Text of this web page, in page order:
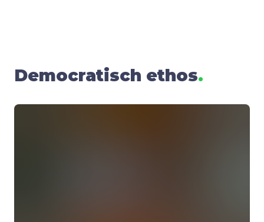
Demo­cra­tisch ethos.